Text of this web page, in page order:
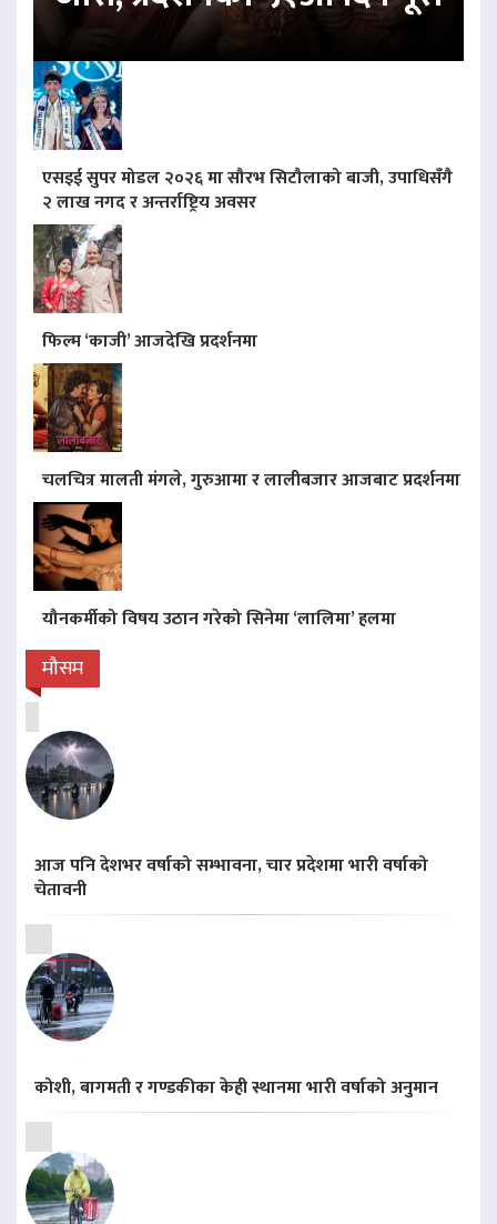
एसइई सुपर मोडल २०२६ मा सौरभ सिटौलाको बाजी, उपाधिसँगै
२ लाख नगद र अन्तर्राष्ट्रिय अवसर
फिल्म ‘काजी’ आजदेखि प्रदर्शनमा
चलचित्र मालती मंगले, गुरुआमा र लालीबजार आजबाट प्रदर्शनमा
यौनकर्मीको विषय उठान गरेको सिनेमा ‘लालिमा’ हलमा
मौसम
आज पनि देशभर वर्षाको सम्भावना, चार प्रदेशमा भारी वर्षाको
चेतावनी
कोशी, बागमती र गण्डकीका केही स्थानमा भारी वर्षाको अनुमान